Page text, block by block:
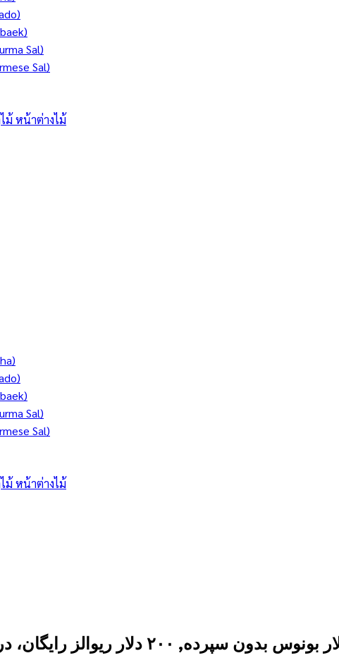
Sal)
Sal)
ม้ หน้าต่างไม้
Sal)
Sal)
ม้ หน้าต่างไม้
بونوس بدون سپرده, ۲۰۰ دلار ریوالز رایگان، درآمد واقعی ۲۰۲۶